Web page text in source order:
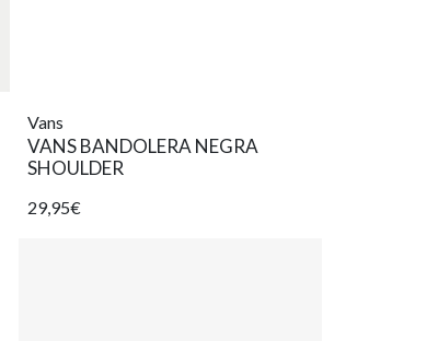
Vans
VANS BANDOLERA NEGRA
SHOULDER
29,95€